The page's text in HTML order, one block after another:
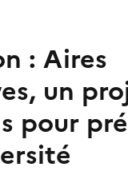
: Aires
un
pour